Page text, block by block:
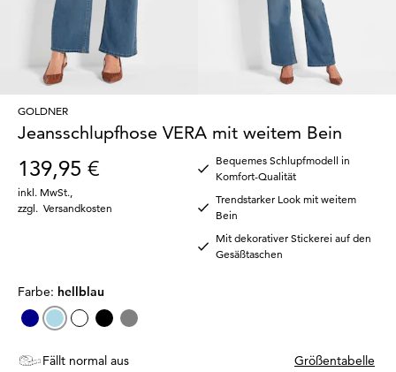
GOLDNER
Jeansschlupfhose VERA mit weitem Bein
139,95 €
inkl. MwSt.
zzgl. Versandkosten
Bequemes Schlupfmodell in
Komfort-Qualität
Trendstarker Look mit weitem
Bein
Mit dekorativer Stickerei auf den
Gesäßtaschen
Farbe: hellblau
Fällt normal aus Größentabelle